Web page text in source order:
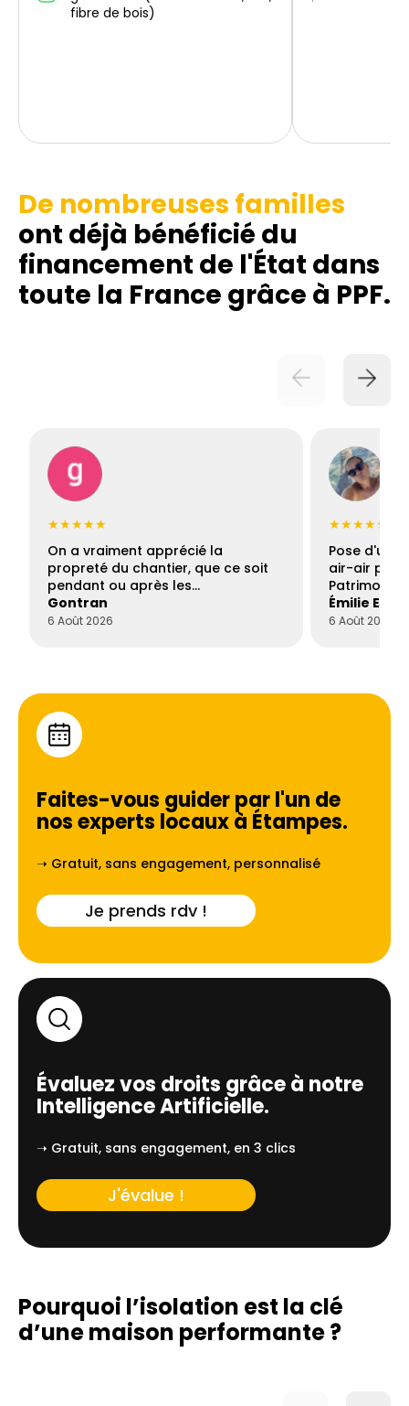
fibre de bois)
De nombreuses familles
ont déjà bénéficié du
financement de l'État dans
toute la France grâce à PPF.
★★★★★
On a vraiment apprécié la
propreté du chantier, que ce soit
pendant ou après les…
Gontran
6 Août 2026
★★★★★
Pose d'une
air-air par
Patrimoine
Émilie
6 Août 2026
Faites-vous guider par l'un de
nos experts locaux à Étampes.
➝ Gratuit, sans engagement, personnalisé
Je prends rdv !
Évaluez vos droits grâce à notre
Intelligence Artificielle.
➝ Gratuit, sans engagement, en 3 clics
J'évalue !
Pourquoi l’isolation est la clé
d’unemaison performante ?